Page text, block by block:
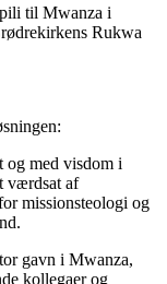
til Mwanza i
Rukwa
og med visdom i
værdsat af
missionsteologi og
gavn i Mwanza,
kollegaer og